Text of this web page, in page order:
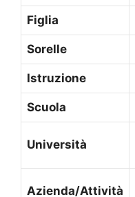
Figlia
Sorelle
Istruzione
Scuola
Università
Azienda/Attività